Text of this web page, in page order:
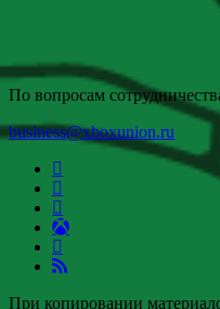
По вопросам
business@xboxunion.ru
При копировании